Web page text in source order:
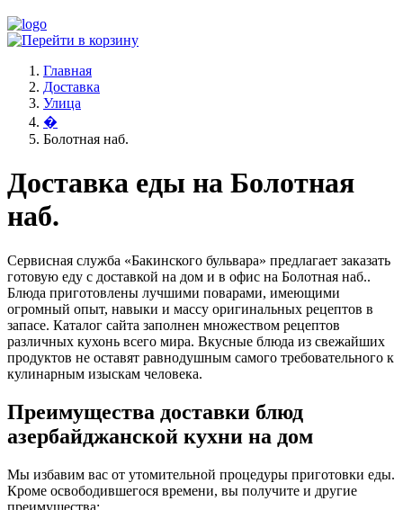
Главная
Доставка
Улица
�
Болотная наб.
Доставка еды на Болотная
наб.
Сервисная служба «Бакинского бульвара» предлагает заказать
готовую еду с доставкой на дом и в офис на Болотная наб..
Блюда приготовлены лучшими поварами, имеющими
огромный опыт, навыки и массу оригинальных рецептов в
запасе. Каталог сайта заполнен множеством рецептов
различных кухонь всего мира. Вкусные блюда из свежайших
продуктов не оставят равнодушным самого требовательного к
кулинарным изыскам человека.
Преимущества доставки блюд
азербайджанской кухни на дом
Мы избавим вас от утомительной процедуры приготовки еды.
Кроме освободившегося времени, вы получите и другие
преимущества: